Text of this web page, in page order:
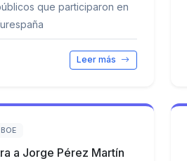
que participaron en
Leer más
BOE
a Jorge Pérez Martín